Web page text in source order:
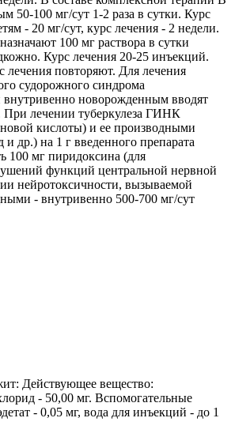
50-100 мг/сут 1-2 раза в сутки. Курс
- 20 мг/сут, курс лечения - 2 недели.
100 мг раствора в сутки
Курс лечения 20-25 инъекций.
лечения повторяют. Для лечения
судорожного синдрома
новорожденным вводят
При лечении туберкулеза ГИНК
кислоты) и ее производными
и др.) на 1 г введенного препарата
100 мг пиридоксина (для
функций центральной нервной
нейротоксичности, вызываемой
- внутривенно 500-700 мг/сут
Действующее вещество:
- 50,00 мг. Вспомогательные
- 0,05 мг, вода для инъекций - до 1